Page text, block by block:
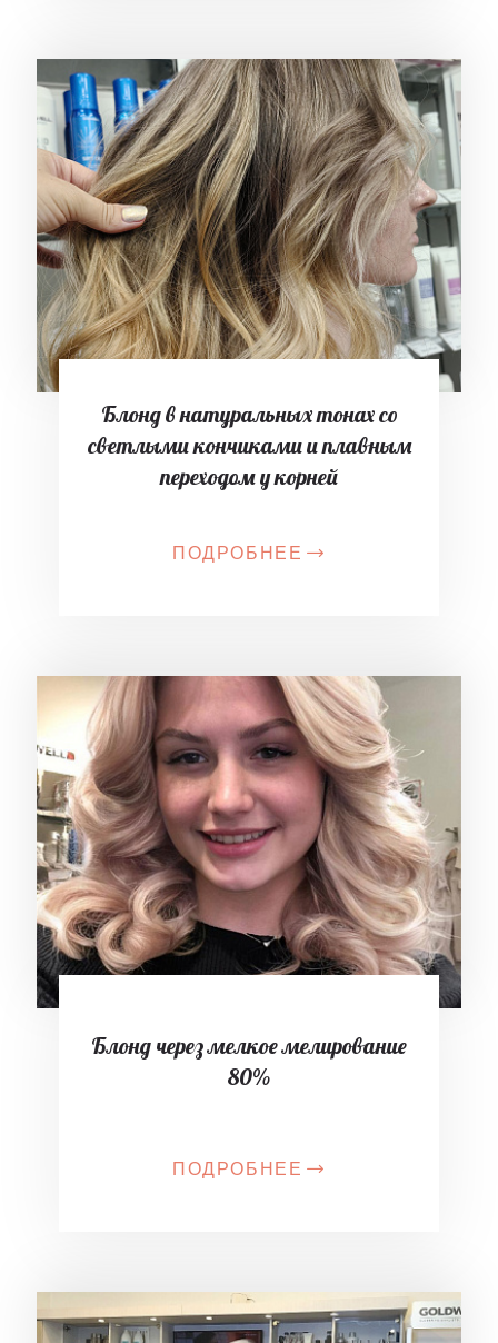
Блонд в натуральных тонах со
светлыми кончиками и плавным
переходом у корней
ПОДРОБНЕЕ
Блонд через мелкое мелирование
80%
ПОДРОБНЕЕ